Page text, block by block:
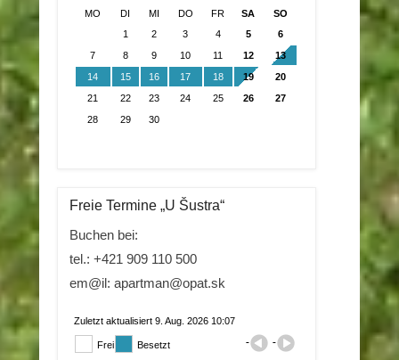
MO DI MI DO FR SA
SO
1
2 3 4 5
6
7
8 9 10 11 12
13
14
15 16 17 18 19
20
21
22 23 24 25 26
27
28
29 30
Freie Termine „U Šustra“
Buchen bei:
tel.: +421 909 110 500
em@il: apartman@opat.sk
Zuletzt aktualisiert 9. Aug. 2026 10:07
Frei Besetzt